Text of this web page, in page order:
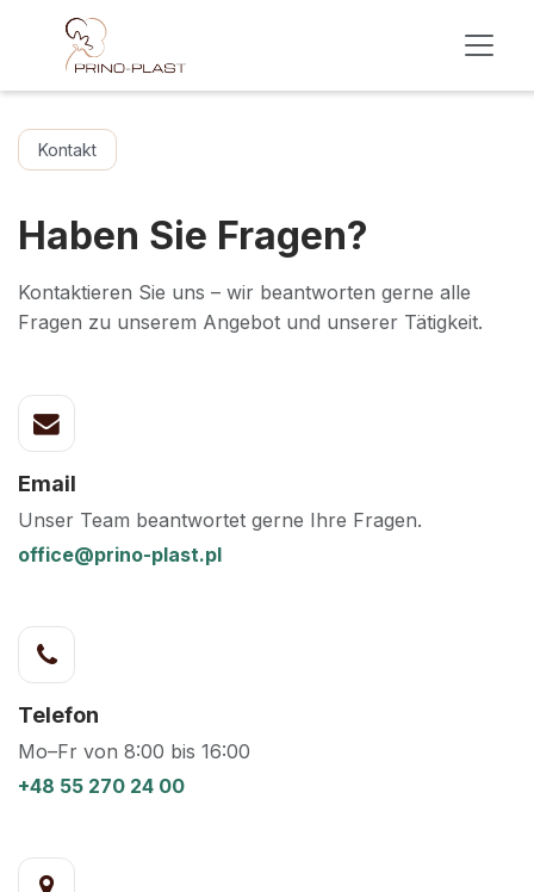
Skip to Content
Kontakt
Haben Sie Fragen?
Kontaktieren Sie uns – wir beantworten gerne alle
Fragen zu unserem Angebot und unserer Tätigkeit.
Email
Unser Team beantwortet gerne Ihre Fragen.
office@prino-plast.pl
Telefon
Mo–Fr von 8:00 bis 16:00
+48 55 270 24 00